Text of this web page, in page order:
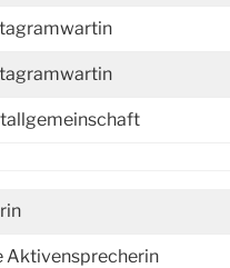
Aktivensprecherin